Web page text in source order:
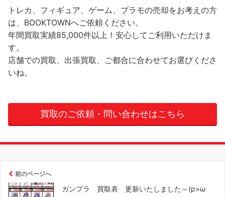
トレカ、フィギュア、ゲーム、プラモの売却をお考えの方
は、BOOKTOWNへご依頼ください。
年間買取実績85,000件以上！安心してご利用いただけま
す。
店舗での買取、出張買取、ご都合に合わせてお選びくださ
いね。
買取のご依頼・問い合わせはこちら
前のページへ
ガンプラ 買取表 更新いたしました～(p>ω